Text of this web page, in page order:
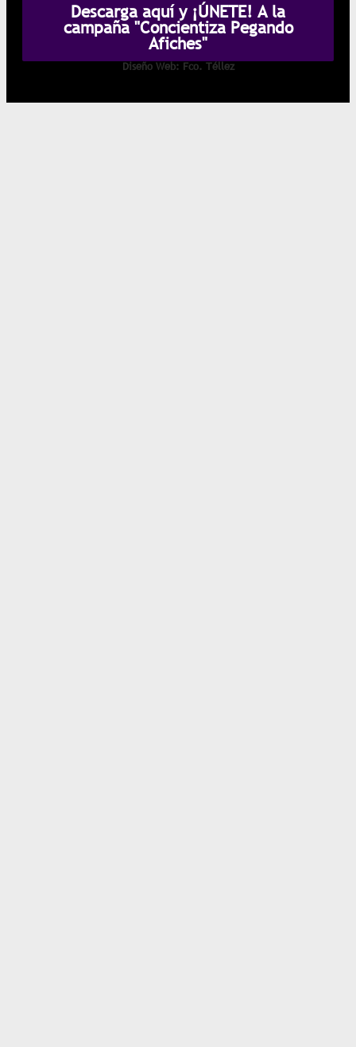
Descarga aquí y ¡ÚNETE! A la
campaña "Concientiza Pegando
Afiches"
Diseño Web: Fco. Téllez